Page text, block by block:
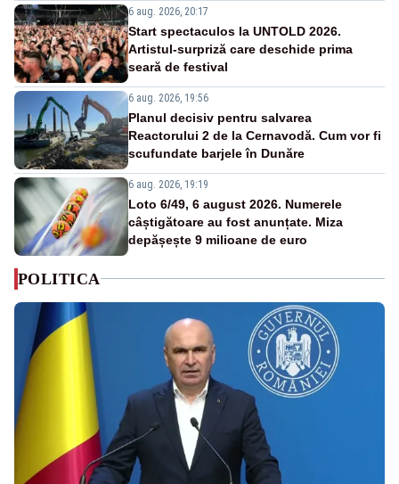
6 aug. 2026, 20:17
Start spectaculos la UNTOLD 2026.
Artistul-surpriză care deschide prima
seară de festival
6 aug. 2026, 19:56
Planul decisiv pentru salvarea
Reactorului 2 de la Cernavodă. Cum vor fi
scufundate barjele în Dunăre
6 aug. 2026, 19:19
Loto 6/49, 6 august 2026. Numerele
câștigătoare au fost anunțate. Miza
depășește 9 milioane de euro
POLITICA